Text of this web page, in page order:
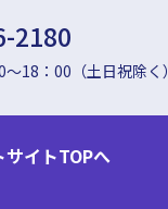
2180
〜18：00（土日祝除く）
サイトTOPへ